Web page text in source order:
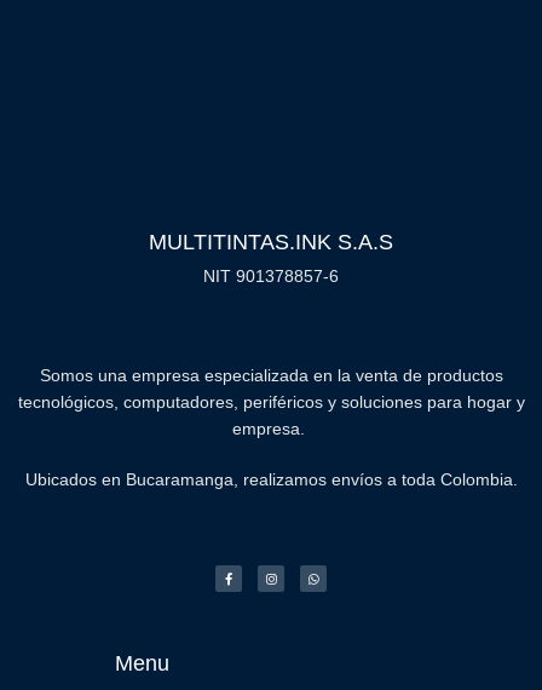
MULTITINTAS.INK S.A.S
NIT 901378857-6
Somos una empresa especializada en la venta de productos
tecnológicos, computadores, periféricos y soluciones para hogar y
empresa.
Ubicados en Bucaramanga, realizamos envíos a toda Colombia.
Menu